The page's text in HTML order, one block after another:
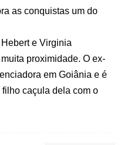
as conquistas um do
e Virginia
proximidade. O ex-
em Goiânia e é
caçula dela com o